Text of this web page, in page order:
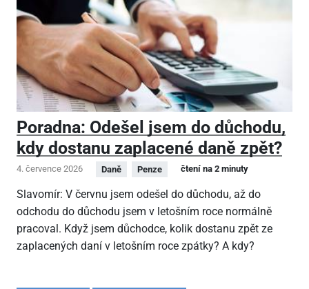
Poradna: Odešel jsem do důchodu,
kdy dostanu zaplacené daně zpět?
4. července 2026 Daně Penze čtení na 2 minuty
Slavomír: V červnu jsem odešel do důchodu, až do
odchodu do důchodu jsem v letošním roce normálně
pracoval. Když jsem důchodce, kolik dostanu zpět ze
zaplacených daní v letošním roce zpátky? A kdy?